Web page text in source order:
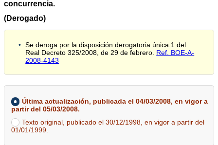
concurrencia.
(Derogado)
Se deroga por la disposición derogatoria única.1 del
Real Decreto 325/2008, de 29 de febrero. Ref. BOE-A-
2008-4143
Última actualización, publicada el 04/03/2008, en vigor a
partir del 05/03/2008.
Texto original, publicado el 30/12/1998, en vigor a partir del
01/01/1999.